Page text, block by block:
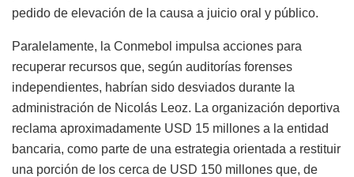
pedido de elevación de la causa a juicio oral y público.
Paralelamente, la Conmebol impulsa acciones para
recuperar recursos que, según auditorías forenses
independientes, habrían sido desviados durante la
administración de Nicolás Leoz. La organización deportiva
reclama aproximadamente USD 15 millones a la entidad
bancaria, como parte de una estrategia orientada a restituir
una porción de los cerca de USD 150 millones que, de